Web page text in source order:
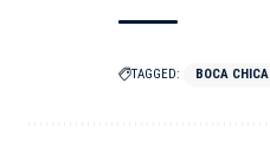
TAGGED: BOCA CHICA